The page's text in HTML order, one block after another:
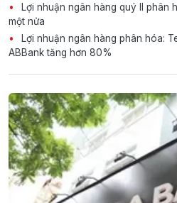
Lợi nhuận ngân hàng quý II phân
một nửa
Lợi nhuận ngân hàng phân hóa:
ABBank tăng hơn 80%